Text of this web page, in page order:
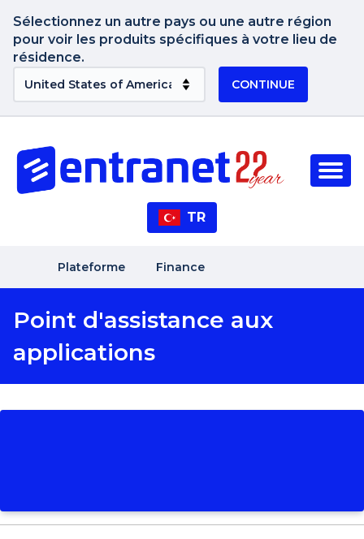
Sélectionnez un autre pays ou une autre région
pour voir les produits spécifiques à votre lieu de
résidence.
CONTINUE
TR
Plateforme Finance
Point d'assistance aux
applications